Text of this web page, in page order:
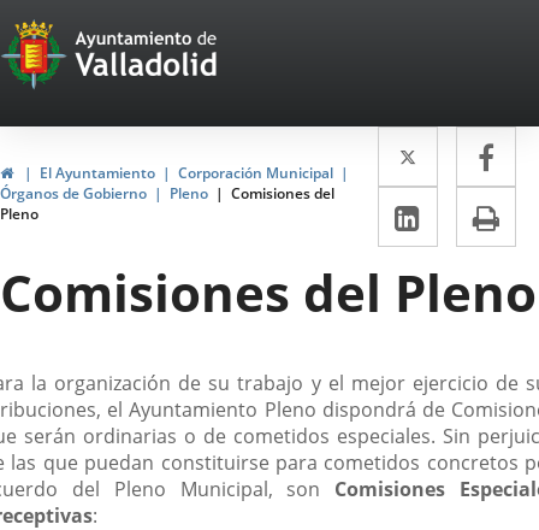
Portal
Web
del
Ayuntamiento
de
Valladolid
InicioEl Ayuntamiento
Corporación Municipal
Órganos de Gobierno
Pleno
Comisiones del
Pleno
Twitter
Enlace
a
una
externa.
a
LinkedIn
Enlace
a
una
externa.
Comisiones del Pleno
la organización de su trabajo y el mejor ejercicio de
el Ayuntamiento Pleno dispondrá de
serán ordinarias o de cometidos especiales. Sin
las que puedan constituirse para cometidos concretos
del Pleno Municipal, son Comisiones
: